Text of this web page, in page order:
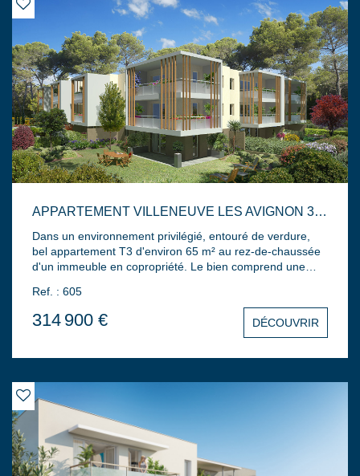
APPARTEMENT VILLENEUVE LES AVIGNON 3 PIÈCE(S) 65 M2
Dans un environnement privilégié, entouré de verdure,
bel appartement T3 d'environ 65 m² au rez-de-chaussée
d'un immeuble en copropriété. Le bien comprend une
terrasse et jardin privatif, 2 chambres, salle de bains avec
WC séparés. 2 places de parking privatives en sous-sol.
Résidence comprenant plusieurs lots, du T2 au T4
répartis dans 4 bâtiments intimistes en R+1. Nous
contacter pour plus de renseignements... (Photos non
Ref. : 605
314 900 € DÉCOUVRIR